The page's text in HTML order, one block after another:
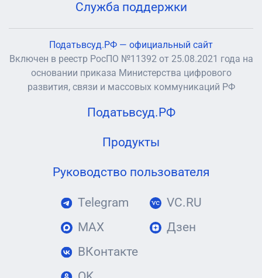
Служба поддержки
Податьвсуд.РФ — официальный сайт
Включен в реестр РосПО №11392 от 25.08.2021 года на
основании приказа Министерства цифрового
развития, связи и массовых коммуникаций РФ
Податьвсуд.РФ
Продукты
Руководство пользователя
Telegram
MAX
ВКонтакте
VC.RU
Дзен